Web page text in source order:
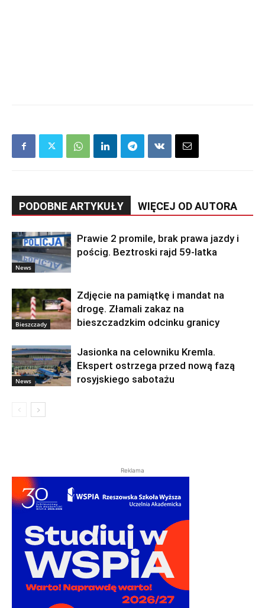
PODOBNE ARTYKUŁY WIĘCEJ OD AUTORA
News
Prawie 2 promile, brak prawa jazdy i
pościg. Beztroski rajd 59-latka
Bieszczady
Zdjęcie na pamiątkę i mandat na
drogę. Złamali zakaz na
bieszczadzkim odcinku granicy
News
Jasionka na celowniku Kremla.
Ekspert ostrzega przed nową fazą
rosyjskiego sabotażu
Reklama